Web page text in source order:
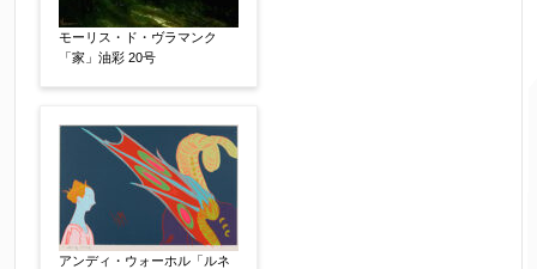
ご住所 【必須】
モーリス・ド・ヴラマンク
「家」油彩 20号
アンディ・ウォーホル「ルネ